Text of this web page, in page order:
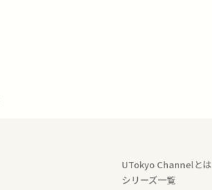
UTokyo Channelとは
シリーズ一覧